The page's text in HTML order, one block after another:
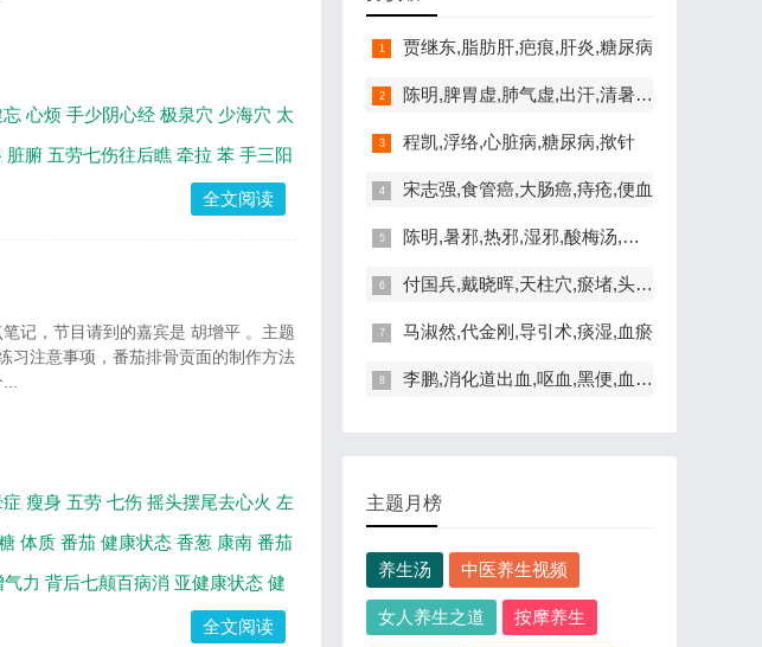
心烦 手少阴心经 极泉穴 少海穴 太
脏腑 五劳七伤往后瞧 牵拉 苯 手三阳
全文阅读
记，节目请到的嘉宾是 胡增平 。主题
习注意事项，番茄排骨贡面的制作方法
瘦身 五劳 七伤 摇头摆尾去心火 左
体质 番茄 健康状态 香葱 康南 番茄
力 背后七颠百病消 亚健康状态 健
全文阅读
贾继东,脂肪肝,疤痕,肝炎,糖尿病
陈明,脾胃虚,肺气虚,出汗,清暑益气汤
程凯,浮络,心脏病,糖尿病,揿针
宋志强,食管癌,大肠癌,痔疮,便血
陈明,暑邪,热邪,湿邪,酸梅汤,脾胃虚寒
付国兵,戴晓晖,天柱穴,瘀堵,头晕,失眠
马淑然,代金刚,导引术,痰湿,血瘀
李鹏,消化道出血,呕血,黑便,血便,水肿
主题月榜
养生汤 中医养生视频
女人养生之道 按摩养生